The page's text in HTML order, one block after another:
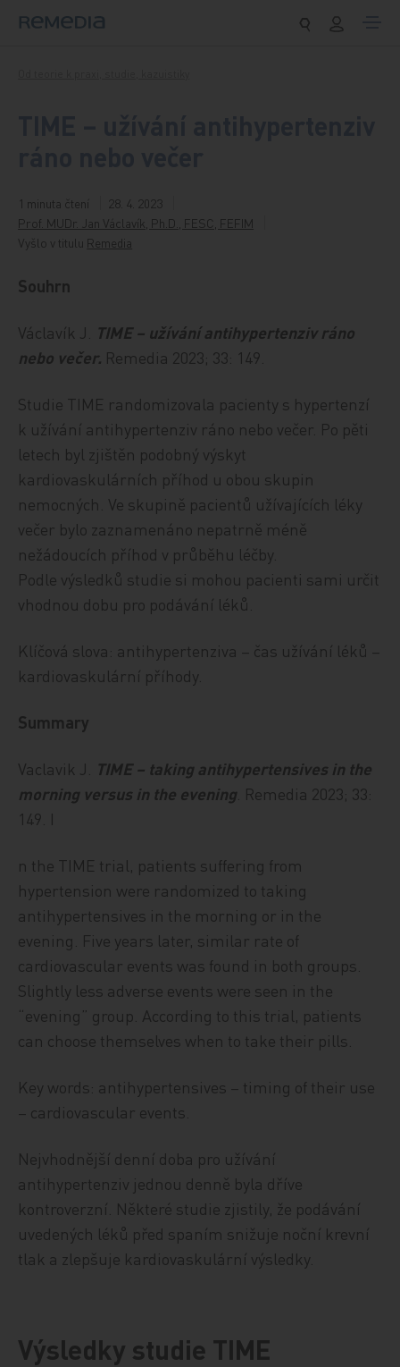
1 minuta čtení
28. 4. 2023
Prof. MUDr. Jan Václavík, Ph.D., FESC, FEFIM
Vyšlo v titulu Remedia
Souhrn
Václavík J.
TIME – užívání antihypertenziv ráno
nebo večer. Remedia 2023; 33: 149.
Studie TIME randomizovala pacienty s hypertenzí
k užívání antihypertenziv ráno nebo večer. Po pěti
letech byl zjištěn podobný výskyt
kardiovaskulárních příhod u obou skupin
nemocných. Ve skupině pacientů užívajících léky
večer bylo zaznamenáno nepatrně méně
nežádoucích příhod v průběhu léčby.
Podle výsledků studie si mohou pacienti sami určit
vhodnou dobu pro podávání léků.
Klíčová slova: antihypertenziva – čas užívání léků –
kardiovaskulární příhody.
Summary
Vaclavik J.
TIME – taking antihypertensives in the
morning versus in the evening . Remedia 2023; 33:
149. I
n the TIME trial, patients suffering from
hypertension were randomized to taking
antihypertensives in the morning or in the
evening. Five years later, similar rate of
cardiovascular events was found in both groups.
Slightly less adverse events were seen in the
“evening” group. According to this trial, patients
can choose themselves when to take their pills.
Key words: antihypertensives – timing of their use
– cardiovascular events.
Nejvhodnější denní doba pro užívání
antihypertenziv jednou denně byla dříve
kontroverzní. Některé studie zjistily, že podávání
uvedených léků před spaním snižuje noční krevní
tlak a zlepšuje kardiovaskulární výsledky.
Výsledky studie TIME